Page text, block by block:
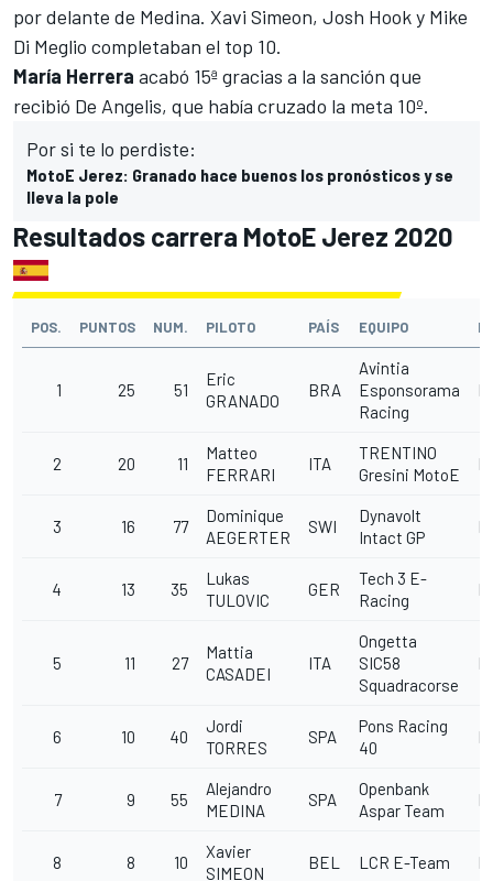
por delante de Medina. Xavi Simeon, Josh Hook y Mike
Di Meglio completaban el top 10.
María Herrera acabó 15ª gracias a la sanción que
recibió De Angelis, que había cruzado la meta 10º.
Por si te lo perdiste:
MotoE Jerez: Granado hace buenos los pronósticos y se
lleva la pole
Resultados carrera MotoE Jerez 2020
POS. PUNTOS NUM. PILOTO PAÍS EQUIPO
1 25 51
Eric
GRANADO
BRA
Avintia
Esponsorama
Racing
2 20 11
Matteo
FERRARI
ITA
TRENTINO
Gresini MotoE
3 16 77
Dominique
AEGERTER
SWI
Dynavolt
Intact GP
4 13 35
Lukas
TULOVIC
GER
Tech 3 E-
Racing
5 11 27
Mattia
CASADEI
ITA
Ongetta
SIC58
Squadracorse
6 10 40
Jordi
TORRES
SPA
Pons Racing
40
7 9 55
Alejandro
MEDINA
SPA
Openbank
Aspar Team
8 8 10
Xavier
SIMEON
BEL LCR E-Team